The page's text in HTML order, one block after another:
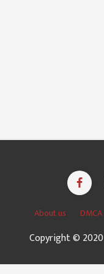
About us
Copyright ©